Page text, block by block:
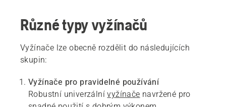
Různé typy vyžínačů
Vyžínače lze obecně rozdělit do následujících
skupin:
Vyžínače pro pravidelné používání
Robustní univerzálnívyžínače navržené pro